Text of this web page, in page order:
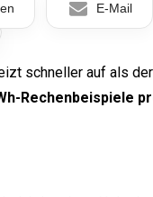
E-Mail
schneller auf als
Rechenbeispiele